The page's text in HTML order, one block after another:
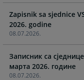
select
a
date.
the
question
mark
08.07.2026.
Zapisnik sa sjednice
2026. godine
08.07.2026.
Записник са
марта 2026. године